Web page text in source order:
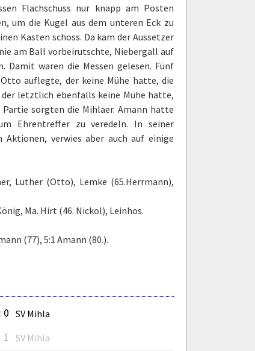
Flachschuss nur knapp am Posten
um die Kugel aus dem unteren Eck zu
Kasten schoss. Da kam der Aussetzer
am Ball vorbeirutschte, Niebergall auf
Damit waren die Messen gelesen. Fünf
auflegte, der keine Mühe hatte, die
letztlich ebenfalls keine Mühe hatte,
sorgten die Mihlaer. Amann hatte
Ehrentreffer zu veredeln. In seiner
verwies aber auch auf einige
Luther (Otto), Lemke (65.Herrmann),
Ma. Hirt (46. Nickol), Leinhos.
(77), 5:1 Amann (80.).
0 SV Mihla
1 SV Mihla